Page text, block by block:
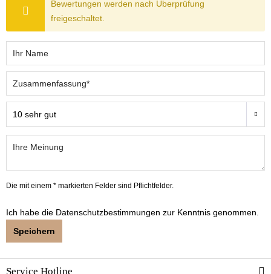
Bewertungen werden nach Überprüfung
freigeschaltet.
Die mit einem * markierten Felder sind Pflichtfelder.
Ich habe die Datenschutzbestimmungen zur Kenntnis genommen.
Speichern
Service Hotline